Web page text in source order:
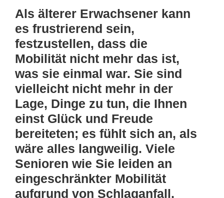
Als älterer Erwachsener kann
es frustrierend sein,
festzustellen, dass die
Mobilität nicht mehr das ist,
was sie einmal war. Sie sind
vielleicht nicht mehr in der
Lage, Dinge zu tun, die Ihnen
einst Glück und Freude
bereiteten; es fühlt sich an, als
wäre alles langweilig. Viele
Senioren wie Sie leiden an
eingeschränkter Mobilität
aufgrund von Schlaganfall,